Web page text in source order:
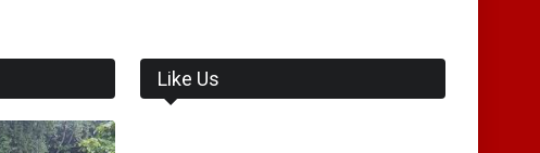
Like Us